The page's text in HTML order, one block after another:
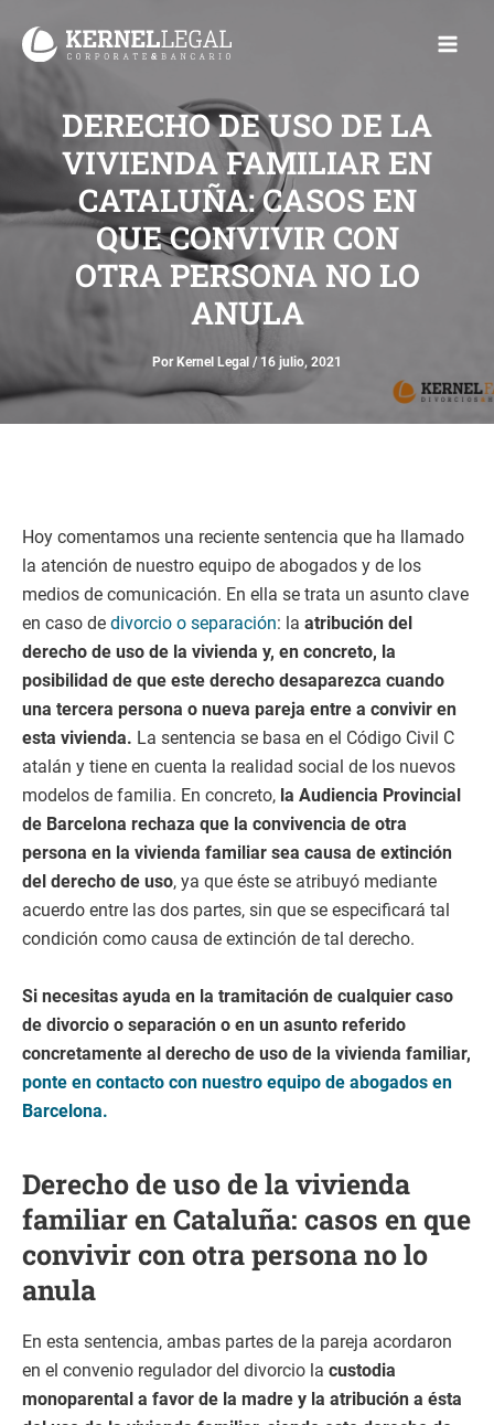
DERECHO DE USO DE LA
VIVIENDA FAMILIAR EN
CATALUÑA: CASOS EN
QUE CONVIVIR CON
OTRA PERSONA NO LO
ANULA
Por Kernel Legal / 16 julio, 2021
Hoy comentamos una reciente sentencia que ha llamado
la atención de nuestro equipo de abogados y de los
medios de comunicación. En ella se trata un asunto clave
en caso de divorcio o separación: la atribución del
derecho de uso de la vivienda y, en concreto, la
posibilidad de que este derecho desaparezca cuando
una tercera persona o nueva pareja entre a convivir en
esta vivienda. La sentencia se basa en el Código Civil C
atalán y tiene en cuenta la realidad social de los nuevos
modelos de familia. En concreto, la Audiencia Provincial
de Barcelona rechaza que la convivencia de otra
persona en la vivienda familiar sea causa de extinción
del derecho de uso, ya que éste se atribuyó mediante
acuerdo entre las dos partes, sin que se especificará tal
condición como causa de extinción de tal derecho.
Si necesitas ayuda en la tramitación de cualquier caso
de divorcio o separación o en un asunto referido
concretamente al derecho de uso de la vivienda familiar,
ponte en contacto con nuestro equipo de abogados en
Barcelona.
Derecho de uso de la vivienda
familiar en Cataluña: casos en que
convivir con otra persona no lo
anula
En esta sentencia, ambas partes de la pareja acordaron
en el convenio regulador del divorcio la custodia
monoparental a favor de la madre y la atribución a ésta